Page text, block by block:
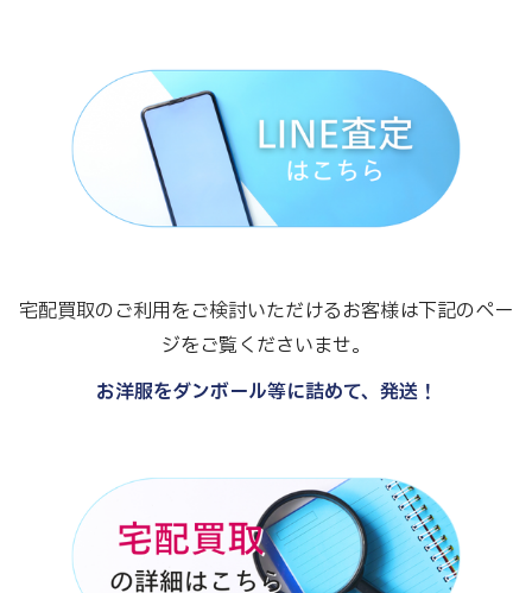
宅配買取のご利用をご検討いただけるお客様は下記のペー
ジをご覧くださいませ。
お洋服をダンボール等に詰めて、発送！